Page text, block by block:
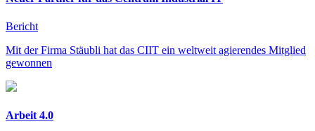
Bericht
Mit der Firma Stäubli hat das CIIT ein weltweit agierendes Mitglied
gewonnen
Arbeit 4.0